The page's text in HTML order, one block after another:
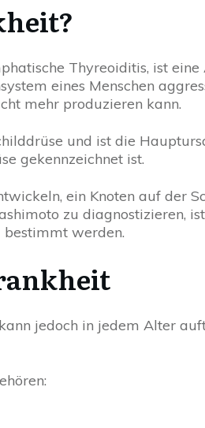
Thyreoiditis, ist
eines Menschen
mehr produzieren kann.
und ist die
gekennzeichnet ist.
ein Knoten auf der
zu diagnostizieren,
bestimmt werden.
jedoch in jedem Alter